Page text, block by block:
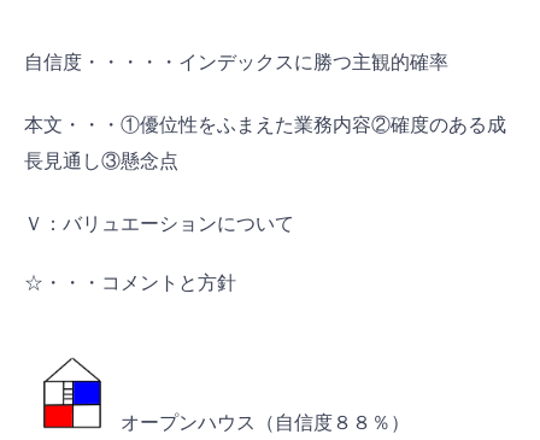
自信度・・・・・インデックスに勝つ主観的確率
本文・・・①優位性をふまえた業務内容②確度のある成
長見通し③懸念点
Ｖ：バリュエーションについて
☆・・・コメントと方針
オープンハウス（自信度８８％）